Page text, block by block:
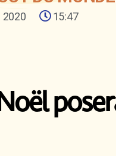
2020 15:47